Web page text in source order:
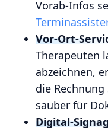
Vorab‑Infos
Therapeuten
abzeichnen,
die
sauber für